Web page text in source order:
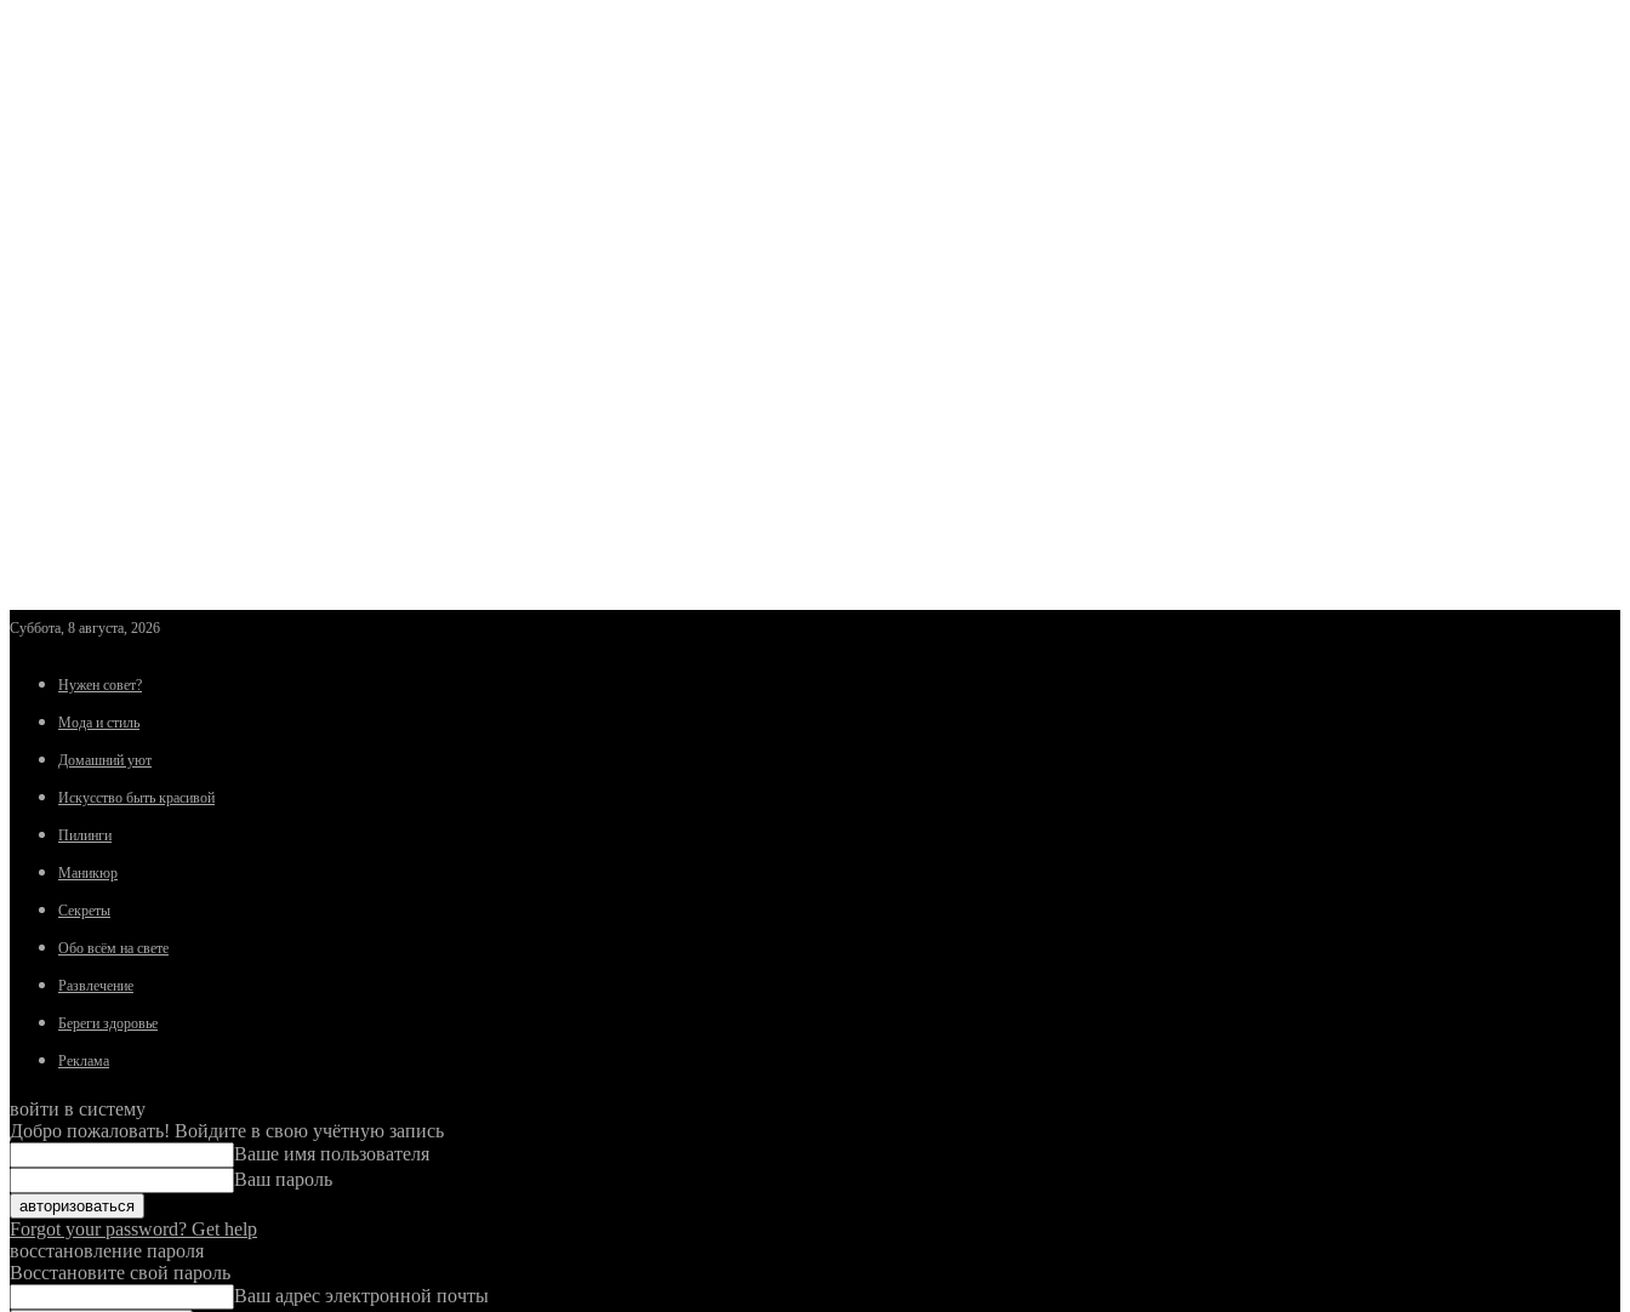
Суббота, 8 августа, 2026
Нужен совет?
Мода и стиль
Домашний уют
Искусство быть красивой
Пилинги
Маникюр
Секреты
Обо всём на свете
Развлечение
Береги здоровье
Реклама
войти в систему
Добро пожаловать! Войдите в свою учётную запись
Ваше имя пользователя
Ваш пароль
Forgot your password? Get help
восстановление пароля
Восстановите свой пароль
Ваш адрес электронной почты